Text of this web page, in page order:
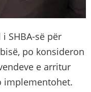
SHBA-së për
po konsideron
e arritur
implementohet.